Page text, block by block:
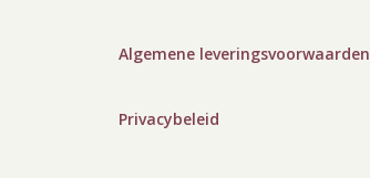
Algemene leveringsvoorwaarden
Privacybeleid